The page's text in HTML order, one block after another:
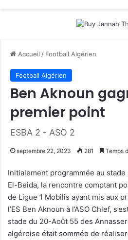
Accueil / Football Algérien
Football Algérien
Ben Aknoun
premier point
ESBA 2 - ASO 2
septembre 22, 2023 281 Temps
Initialement programmée au
El-Beida, la rencontre comptant
de Ligue 1 Mobilis ayant mis aux
l’ES Ben Aknoun à l’ASO Chlef,
stade du 20-Août 55 des
algéroise était sommée de